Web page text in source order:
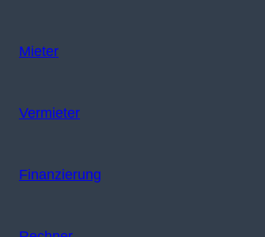
Mieter
Vermieter
Finanzierung